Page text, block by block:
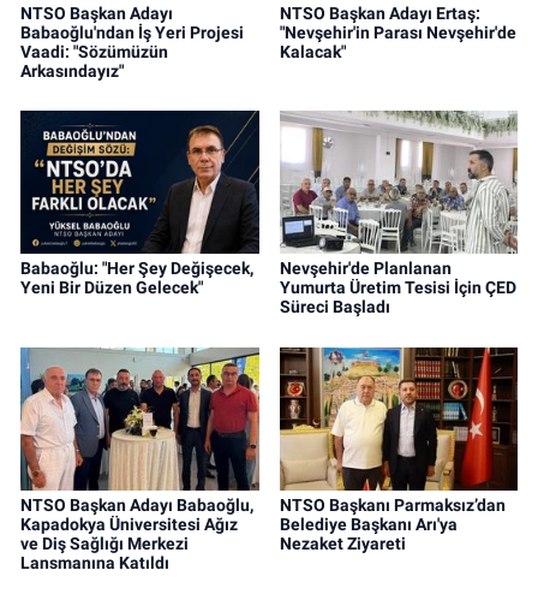
NTSO Başkan Adayı
Babaoğlu'ndan İş Yeri Projesi
Vaadi: "Sözümüzün
Arkasındayız"
NTSO Başkan Adayı Ertaş:
"Nevşehir'in Parası Nevşehir'de
Kalacak"
Babaoğlu: "Her Şey Değişecek,
Yeni Bir Düzen Gelecek"
Nevşehir'de Planlanan
Yumurta Üretim Tesisi İçin ÇED
Süreci Başladı
NTSO Başkan Adayı Babaoğlu,
Kapadokya Üniversitesi Ağız
ve Diş Sağlığı Merkezi
Lansmanına Katıldı
NTSO Başkanı Parmaksız’dan
Belediye Başkanı Arı'ya
Nezaket Ziyareti